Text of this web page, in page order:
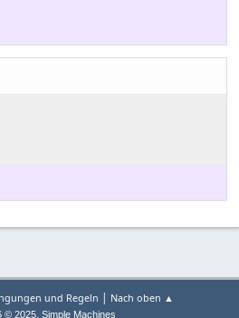
und Regeln | Nach oben ▲
© 2025, Simple Machines